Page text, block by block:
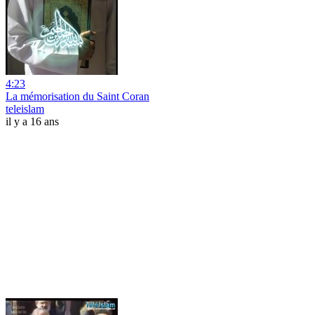
4:23
La mémorisation du Saint Coran
teleislam
il y a 16 ans